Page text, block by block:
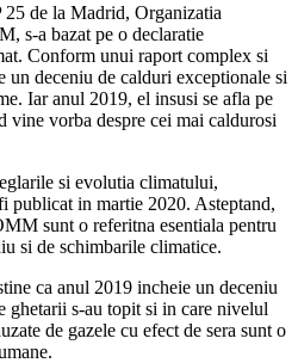
de la Madrid, Organizatia
s-a bazat pe o declaratie
Conform unui raport complex si
deceniu de calduri exceptionale si
Iar anul 2019, el insusi se afla pe
vine vorba despre cei mai caldurosi
si evolutia climatului,
publicat in martie 2020. Asteptand,
sunt o referitna esentiala pentru
si de schimbarile climatice.
ca anul 2019 incheie un deceniu
ghetarii s-au topit si in care nivelul
de gazele cu efect de sera sunt o